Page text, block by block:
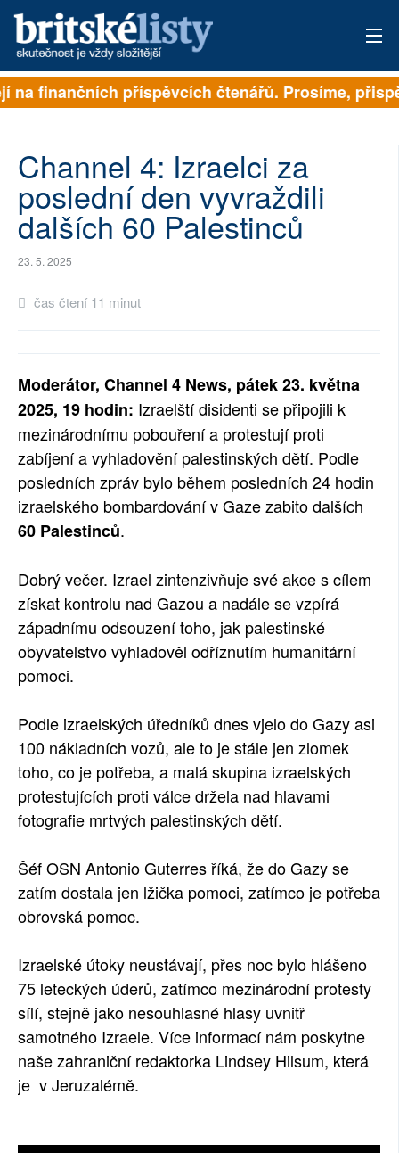
PŘIHLÁSIT
ARCHIV
ROZHOVORY
TÉMATA
NEJČTENĚJŠÍ ZA 7 DNÍ
PŘÍSPĚVKY NA PROVOZ
SOCIÁLNÍ SÍTĚ
RUBRIKY
PLNÁ VERZE STRÁNEK
finančních příspěvcích čtenářů. Prosíme,
Channel 4: Izraelci za
poslední den vyvraždili
dalších 60 Palestinců
23. 5. 2025
čas čtení 11 minut
Moderátor, Channel 4 News, pátek 23. května
2025, 19 hodin: Izraelští disidenti se připojili k
mezinárodnímu pobouření a protestují proti
zabíjení a vyhladovění palestinských dětí. Podle
posledních zpráv bylo během posledních 24 hodin
izraelského bombardování v Gaze zabito dalších
60 Palestinců.
Dobrý večer. Izrael zintenzivňuje své akce s cílem
získat kontrolu nad Gazou a nadále se vzpírá
západnímu odsouzení toho, jak palestinské
obyvatelstvo vyhladověl odříznutím humanitární
pomoci.
Podle izraelských úředníků dnes vjelo do Gazy asi
100 nákladních vozů, ale to je stále jen zlomek
toho, co je potřeba, a malá skupina izraelských
protestujících proti válce držela nad hlavami
fotografie mrtvých palestinských dětí.
Šéf OSN Antonio Guterres říká, že do Gazy se
zatím dostala jen lžička pomoci, zatímco je potřeba
obrovská pomoc.
Izraelské útoky neustávají, přes noc bylo hlášeno
75 leteckých úderů, zatímco mezinárodní protesty
sílí, stejně jako nesouhlasné hlasy uvnitř
samotného Izraele. Více informací nám poskytne
naše zahraniční redaktorka Lindsey Hilsum, která
je v Jeruzalémě.